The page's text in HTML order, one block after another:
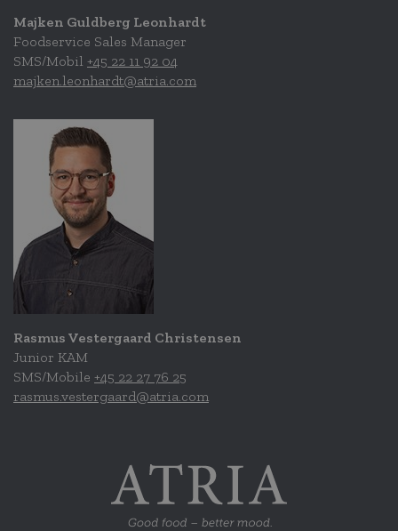
Majken Guldberg Leonhardt
Foodservice Sales Manager
SMS/Mobil +45 22 11 92 04
majken.leonhardt@atria.com
Rasmus Vestergaard Christensen
Junior KAM
SMS/Mobile +45 22 27 76 25
rasmus.vestergaard@atria.com